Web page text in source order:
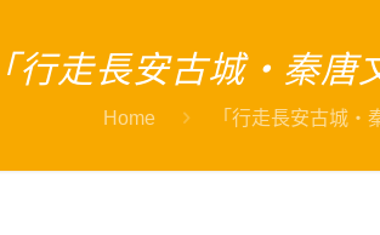
「行走長安古城・秦
Home 「行走長安古城・